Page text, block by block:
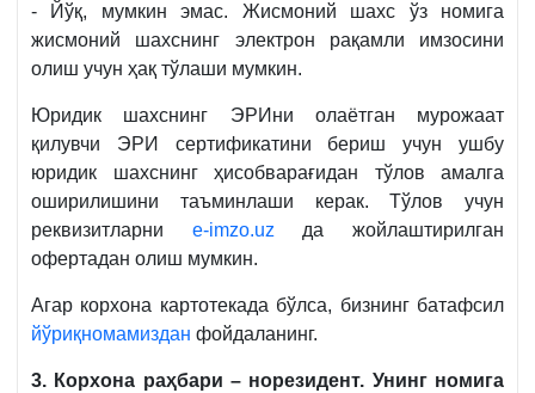
- Йўқ, мумкин эмас. Жисмоний шахс ўз номига
жисмоний шахснинг электрон рақамли имзосини
олиш учун ҳақ тўлаши мумкин.
Юридик шахснинг ЭРИни олаётган мурожаат
қилувчи ЭРИ сертификатини бериш учун ушбу
юридик шахснинг ҳисобварағидан тўлов амалга
оширилишини таъминлаши керак. Тўлов учун
реквизитларни e-imzo.uz да жойлаштирилган
офертадан олиш мумкин.
Агар корхона картотекада бўлса, бизнинг батафсил
йўриқномамиздан фойдаланинг.
3. Корхона раҳбари – норезидент. Унинг номига